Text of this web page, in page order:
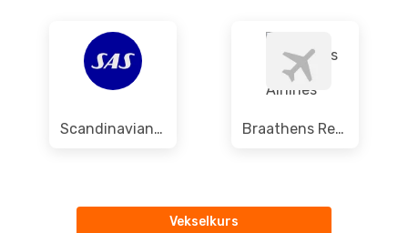
Scandinavian Airlines Braathens Regional Airlines
Vekselkurs